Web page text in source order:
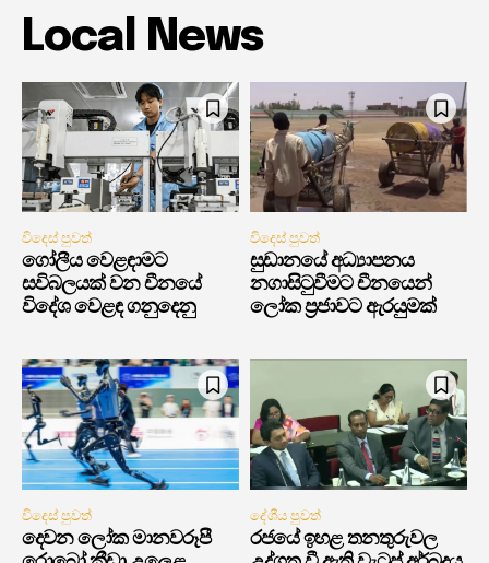
Local News
විදෙස් පුවත්
ගෝලීය වෙළඳාමට
සවිබලයක් වන චීනයේ
විදේශ වෙළඳ ගනුදෙනු
විදෙස් පුවත්
සුඩානයේ අධ්‍යාපනය
නගාසිටුවීමට චීනයෙන්
ලෝක ප්‍රජාවට ඇරයුමක්
විදෙස් පුවත්
දෙවන ලෝක මානවරූපී
දේශීය පුවත්
රජයේ ඉහළ තනතුරුවල